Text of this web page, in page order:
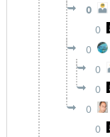
0
0
0
0
0
0
0